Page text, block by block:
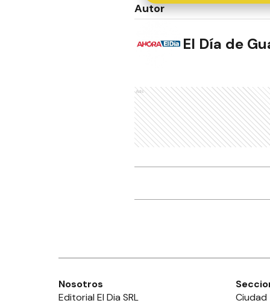
Autor
El Día de
Ads
Nosotros
Editorial El Dia SRL
Ciudad